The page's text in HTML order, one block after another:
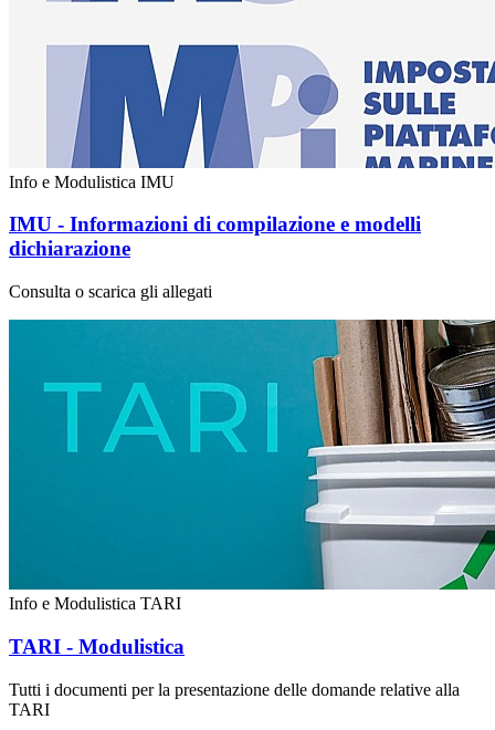
Info e Modulistica IMU
IMU - Informazioni di compilazione e modelli
dichiarazione
Consulta o scarica gli allegati
Info e Modulistica TARI
TARI - Modulistica
Tutti i documenti per la presentazione delle domande relative alla
TARI